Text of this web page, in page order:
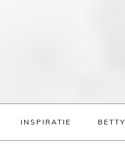
INSPIRATIE BETTY